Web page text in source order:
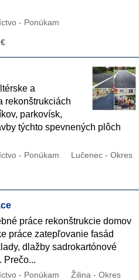
- Ponúkam
a
rekonštrukciách
parkovísk,
týchto spevnených plôch
- Ponúkam Lučenec - Okres
práce rekonštrukcie domov
práce zatepľovanie fasád
dlažby sadrokartónové
Prečo...
- Ponúkam Žilina - Okres